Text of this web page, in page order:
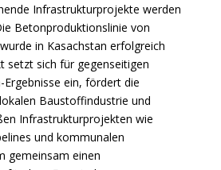
Infrastrukturprojekte werden
Betonproduktionslinie von
in Kasachstan erfolgreich
setzt sich für gegenseitigen
Ergebnisse ein, fördert die
Baustoffindustrie und
Infrastrukturprojekten wie
und kommunalen
gemeinsam einen